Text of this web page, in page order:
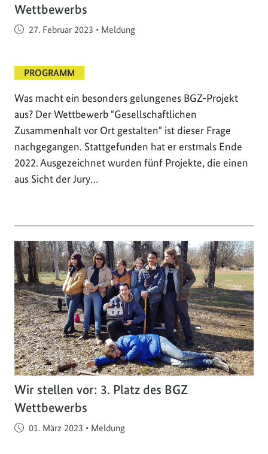
Wettbewerbs
Veröffentlicht am
27. Februar 2023 • Meldung
PROGRAMM
Was macht ein besonders gelungenes BGZ-Projekt
aus? Der Wettbewerb "Gesellschaftlichen
Zusammenhalt vor Ort gestalten" ist dieser Frage
nachgegangen. Stattgefunden hat er erstmals Ende
2022. Ausgezeichnet wurden fünf Projekte, die einen
aus Sicht der Jury…
Wir stellen vor: 3. Platz des BGZ
Wettbewerbs
Veröffentlicht am
01. März 2023 • Meldung